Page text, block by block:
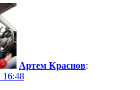
Артем Краснов:
16:48